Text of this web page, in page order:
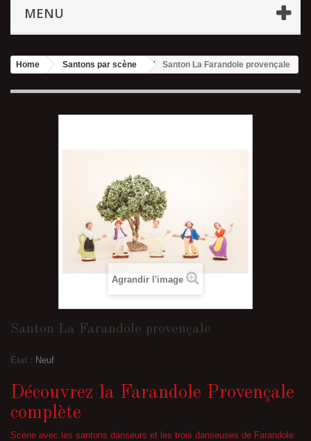
MENU
Home Santons par scène Santon La Farandole provençale
Agrandir l'image
Santon La Farandole provençale
État : Neuf
Découvrez la Farandole Provençale
complète
Scène avec les santons danseurs et les trois danseuses de Farandole